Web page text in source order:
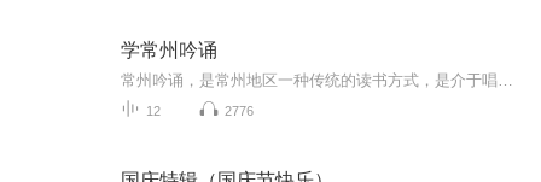
学常州吟诵
12 2776